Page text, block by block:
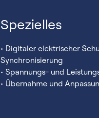
Spezielles
• Digitaler elektrischer
Synchronisierung
• Spannungs- und
• Übernahme und